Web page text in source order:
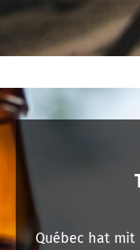
Québec hat